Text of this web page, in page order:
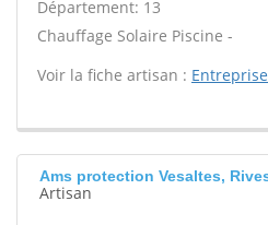
Département: 13
Chauffage Solaire Piscine -
Voir la fiche artisan :
Ams protection Vesaltes,
Artisan